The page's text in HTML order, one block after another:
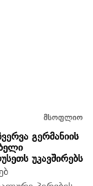
მსოფლიო
გერმანიის
უკავშირებს